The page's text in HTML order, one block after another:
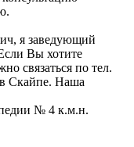
я заведующий
Вы хотите
связаться по тел.
в Скайпе. Наша
№ 4 к.м.н.